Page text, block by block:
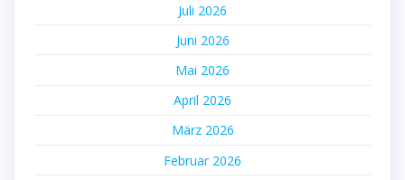
Juli 2026
Juni 2026
Mai 2026
April 2026
März 2026
Februar 2026